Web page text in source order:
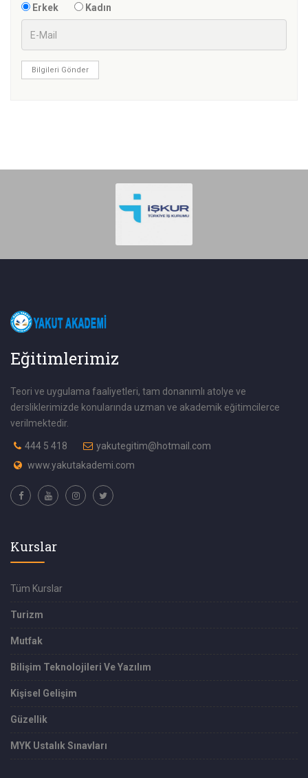
Erkek Kadın
Bilgileri Gönder
Eğitimlerimiz
Teori ve uygulama faaliyetleri, tam donanımlı atolye ve
dersliklerimizde konularında uzman ve akademik eğitimcilerce
verilmektedir.
444 5 418
yakutegitim@hotmail.com
www.yakutakademi.com
Kurslar
Tüm Kurslar
Turizm
Mutfak
Bilişim Teknolojileri Ve Yazılım
Kişisel Gelişim
Güzellik
MYK Ustalık Sınavları